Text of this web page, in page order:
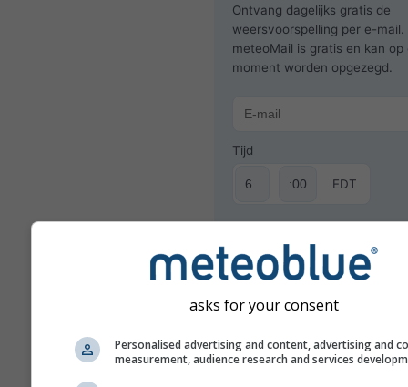
Ontvang dagelijks gratis de
weersvoorspelling per e-mail.
meteoMail is gratis en kan op
moment worden opgezegd.
Tijd
EDT
asks for your consent
Personalised advertising and content, advertising and
measurement, audience research and services